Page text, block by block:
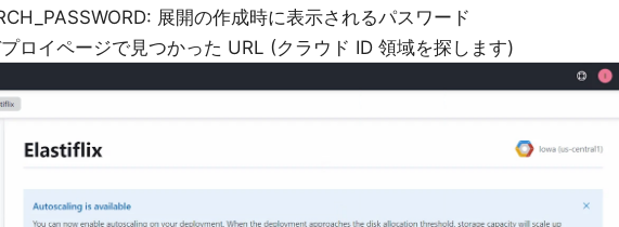
展開の作成時に表示されるパスワード
ロイページで見つかった URL (クラウド ID 領域を探します)